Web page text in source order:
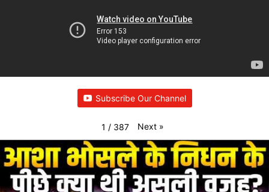
Subscribe Our Channel
1 / 387 Next »